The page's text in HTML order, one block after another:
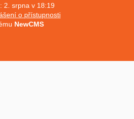
2. srpna v 18:19
o přístupnosti
NewCMS